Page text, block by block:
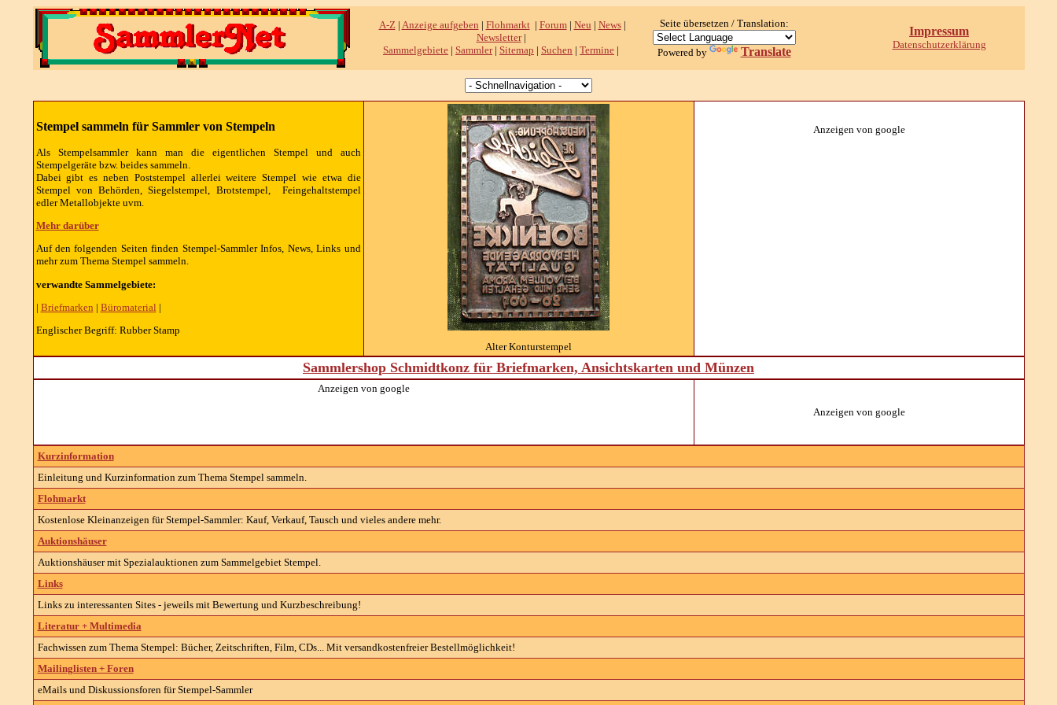
A-Z| Anzeige aufgeben | Flohmarkt| Forum| Neu | News|
Newsletter|
Sammelgebiete | Sammler| Sitemap | Suchen | Termine |
Seite übersetzen / Translation:
Powered by Translate
Impressum
Datenschutzerklärung
Stempel sammeln für Sammler von Stempeln
Als Stempelsammler kann man die eigentlichen Stempel und auch
Stempelgeräte bzw. beides sammeln.
Dabei gibt es neben Poststempel allerlei weitere Stempel wie etwa die
Stempel von Behörden, Siegelstempel, Brotstempel, Feingehaltstempel
edler Metallobjekte uvm.
Mehr darüber
Auf den folgenden Seiten finden Stempel-Sammler Infos, News, Links und
mehr zum Thema Stempel sammeln.
verwandte Sammelgebiete:
| Briefmarken | Büromaterial |
Englischer Begriff: Rubber Stamp
Alter Konturstempel
Anzeigen von google
Sammlershop Schmidtkonz für Briefmarken, Ansichtskarten und Münzen
Anzeigen von google
Anzeigen von google
Kurzinformation
Einleitung und Kurzinformation zum Thema Stempel sammeln.
Flohmarkt
Kostenlose Kleinanzeigen für Stempel-Sammler: Kauf, Verkauf, Tausch und vieles andere mehr.
Auktionshäuser
Auktionshäuser mit Spezialauktionen zum Sammelgebiet Stempel.
Links
Links zu interessanten Sites - jeweils mit Bewertung und Kurzbeschreibung!
Literatur + Multimedia
Fachwissen zum Thema Stempel: Bücher, Zeitschriften, Film, CDs... Mit versandkostenfreier Bestellmöglichkeit!
Mailinglisten + Foren
eMails und Diskussionsforen für Stempel-Sammler